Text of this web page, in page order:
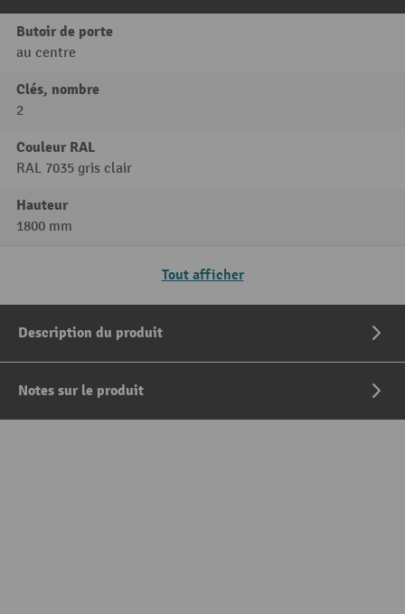
Butoir de porte
au centre
Clés, nombre
2
Couleur RAL
RAL 7035 gris clair
Hauteur
1800 mm
Tout afficher
Description du produit
Notes sur le produit